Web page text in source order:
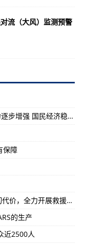
流（大风）监测预警
上半年，内需贡献率达到80.9%，内生动力逐步增强 国民经济稳中加固稳中向好（经济新方位·年中数据怎么看）
保障
珠海举行隧道透水事故发布会：将不惜一切代价，全力开展救援工作
的生产
近2500人